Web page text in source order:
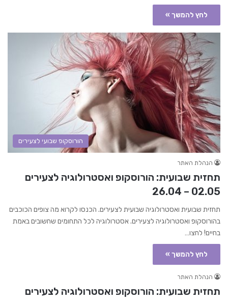
לחץ להמשך »
הורוסקופ שבועי לצעירים
הנהלת האתר
תחזית שבועית: הורוסקופ ואסטרולוגיה לצעירים
02.05 – 26.04
תחזית שבועית ואסטרולוגיה שבועית לצעירים. הכנסו לקרוא מה צופים הכוכבים
בהורוסקופ ואסטרולוגיה לצעירים. אסטרולוגיה לכל התחומים שחשובים באמת
בחיים! לחצו…
לחץ להמשך »
הנהלת האתר
תחזית שבועית: הורוסקופ ואסטרולוגיה לצעירים